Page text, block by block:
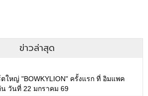
ข่าวล่าสุด
ใหญ่ "BOWKYLION" ครั้งแรก ที่ อิมแพค
วันที่ 22 มกราคม 69